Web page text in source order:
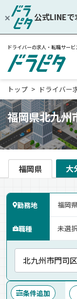
公式LINE
ドライバーの求人・転職サービ
トップ ドライバー
福岡県北九州
福岡県 大
勤務地
職種
条件追加